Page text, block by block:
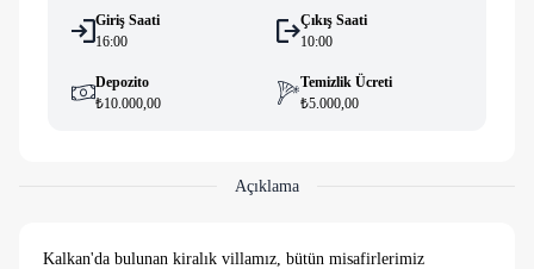
Giriş Saati
16:00
Çıkış Saati
10:00
Depozito
₺10.000,00
Temizlik Ücreti
₺5.000,00
Açıklama
Kalkan'da bulunan kiralık villamız, bütün misafirlerimiz